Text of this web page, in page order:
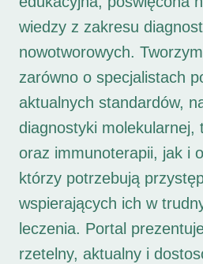
wiedzy z zakresu
nowotworowych.
zarówno o specjalistach
aktualnych standardów,
diagnostyki molekularnej,
oraz immunoterapii, jak i
którzy potrzebują
wspierających ich w
leczenia. Portal
rzetelny, aktualny i